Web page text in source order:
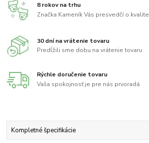
8 rokov na trhu
Značka Kameník Vás presvedčí o kvalite
30 dní na vrátenie tovaru
Predĺžili sme dobu na vrátenie tovaru
Rýchle doručenie tovaru
Vaša spokojnosť je pre nás prvoradá
Kompletné špecifikácie